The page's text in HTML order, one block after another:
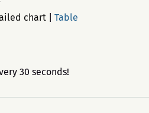
chart Table
30 seconds!